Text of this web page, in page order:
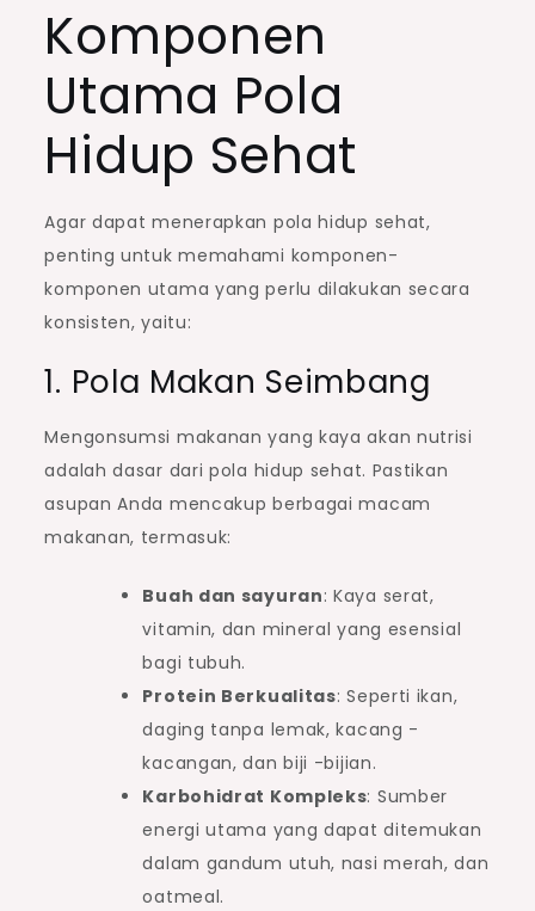
Komponen
Utama Pola
Hidup Sehat
Agar dapat menerapkan pola hidup sehat,
penting untuk memahami komponen-
komponen utama yang perlu dilakukan secara
konsisten, yaitu:
1. Pola Makan Seimbang
Mengonsumsi makanan yang kaya akan nutrisi
adalah dasar dari pola hidup sehat. Pastikan
asupan Anda mencakup berbagai macam
makanan, termasuk:
Buah dan sayuran: Kaya serat,
vitamin, dan mineral yang esensial
bagi tubuh.
Protein Berkualitas: Seperti ikan,
daging tanpa lemak, kacang -
kacangan, dan biji -bijian.
Karbohidrat Kompleks: Sumber
energi utama yang dapat ditemukan
dalam gandum utuh, nasi merah, dan
oatmeal.